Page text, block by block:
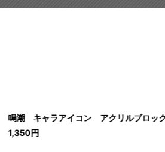
鳴潮 キャラアイコン アクリルブロッ
1,350円